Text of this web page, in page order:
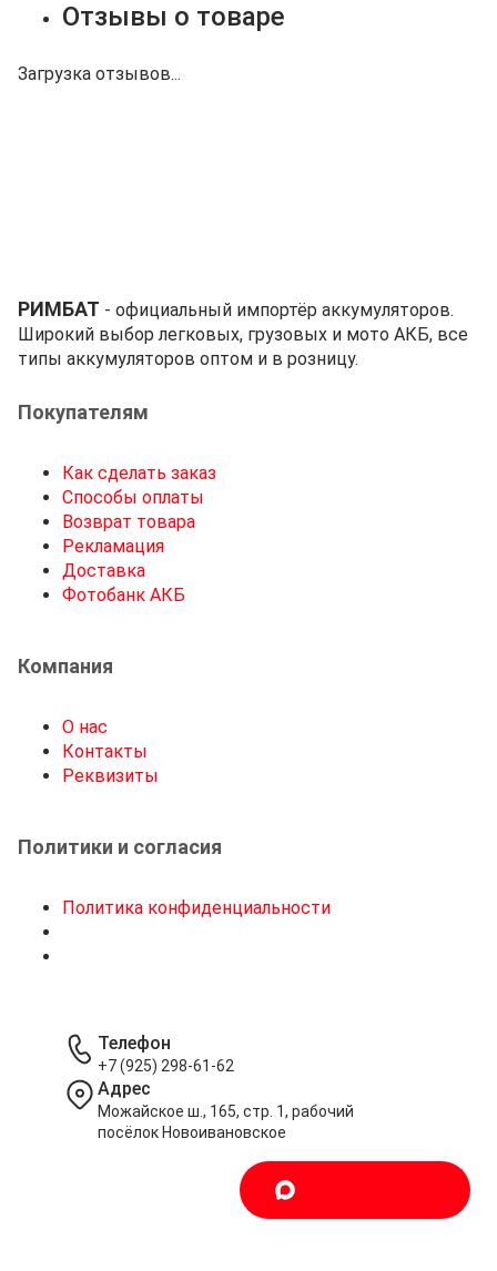
Отзывы о товаре
Загрузка отзывов...
РИМБАТ - официальный импортёр аккумуляторов.
Широкий выбор легковых, грузовых и мото АКБ, все
типы аккумуляторов оптом и в розницу.
Покупателям
Как сделать заказ
Способы оплаты
Возврат товара
Рекламация
Доставка
Фотобанк АКБ
Компания
О нас
Контакты
Реквизиты
Политики и согласия
Политика конфиденциальности
Телефон
+7 (925) 298-61-62
Адрес
Можайское ш., 165, стр. 1, рабочий
посёлок Новоивановское